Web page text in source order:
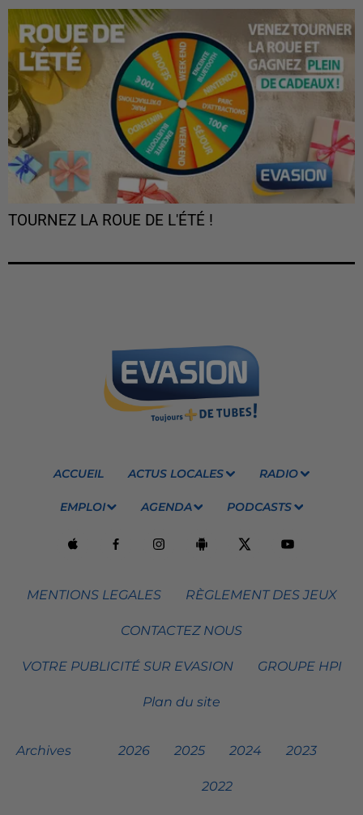
TOURNEZ LA ROUE DE L'ÉTÉ !
ACCUEIL ACTUS LOCALES RADIO
EMPLOI AGENDA PODCASTS
MENTIONS LEGALES RÈGLEMENT DES JEUX
CONTACTEZ NOUS
VOTRE PUBLICITÉ SUR EVASION GROUPE HPI
Plan du site
Archives 2026 2025 2024 2023
2022